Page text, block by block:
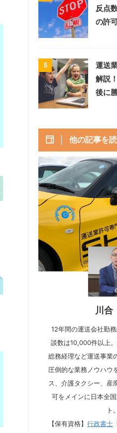
反点
の許
5
運送
解説
後に
他の記事を
川
12年間の運送会社勤
談数は10,000件以上
総務経理など運送事業
圧倒的な業務ノウハウ
ス、介護タクシー、産
可をメインに日本全
ト。
【保有資格】 行政書士